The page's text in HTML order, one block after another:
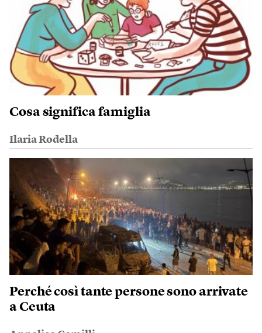
Cosa significa famiglia
Ilaria Rodella
Perché così tante persone sono arrivate
a Ceuta